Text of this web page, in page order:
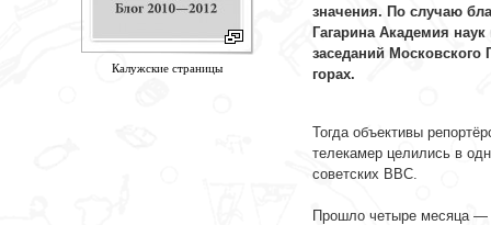
Калужские страницы
значения. По случаю
Гагарина Академия
заседаний Московского
горах.
Тогда объективы
телекамер целились в
советских ВВС.
Прошло четыре месяца —